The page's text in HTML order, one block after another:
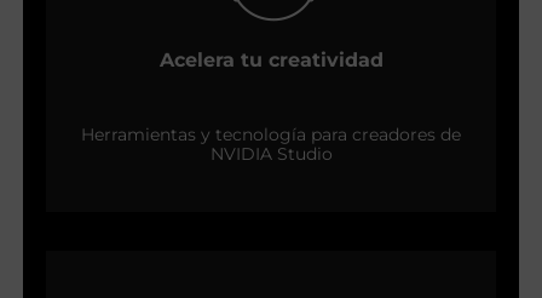
Acelera tu creatividad
Herramientas y tecnología para creadores de
NVIDIA Studio